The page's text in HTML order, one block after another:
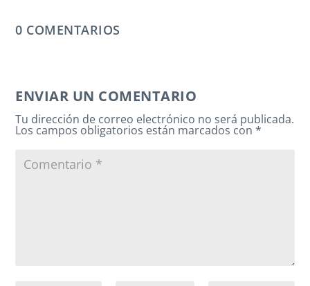
0 COMENTARIOS
ENVIAR UN COMENTARIO
Tu dirección de correo electrónico no será publicada.
Los campos obligatorios están marcados con*